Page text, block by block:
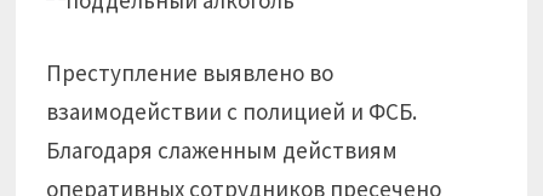
Преступление выявлено во
взаимодействии с полицией и ФСБ.
Благодаря слаженным действиям
оперативных сотрудников пресечено